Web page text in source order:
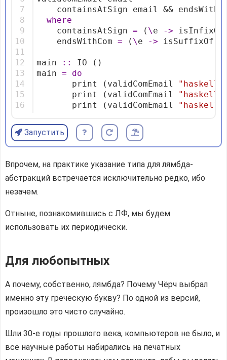
7
8
9
10
11
12
13
14
15
16
containsAtSign email &&
where
    containsAtSign
= ( \e ->
    endsWithCom
= ( \e -> isSuffixOf
main ::
IO ()
main =
do
       print (validComEmail
       print (validComEmail
       print (validComEmail
Запустить
Впрочем, на практике указание типа для лямбда-
абстракций встречается исключительно редко, ибо
незачем.
Отныне, познакомившись с ЛФ, мы будем
использовать их периодически.
Для любопытных
А почему, собственно, лямбда? Почему Чёрч выбрал
именно эту греческую букву? По одной из версий,
произошло это чисто случайно.
Шли 30-е годы прошлого века, компьютеров не было, и
все научные работы набирались на печатных